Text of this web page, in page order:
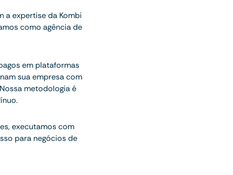
a expertise da Kombi
como agência de
em plataformas
sua empresa com
metodologia é
executamos com
para negócios de